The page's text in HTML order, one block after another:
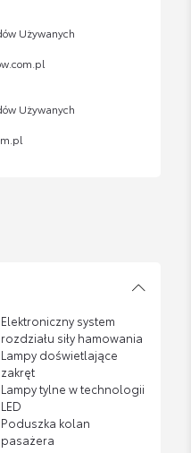
Używanych
Używanych
Elektroniczny system
rozdziału siły hamowania
Lampy doświetlające
zakręt
Lampy tylne w technologii
LED
Poduszka kolan
pasażera